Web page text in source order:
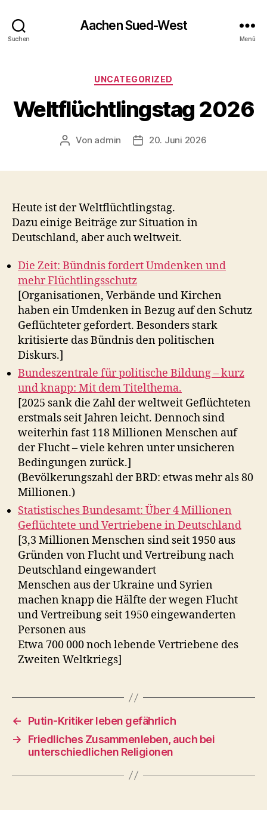
Suchen
Aachen Sued-West
Menü
Kategorien
UNCATEGORIZED
Weltflüchtlingstag 2026
Beitragsautor
Von admin Veröffentlichungsdatum
20. Juni 2026
Heute ist der Weltflüchtlingstag.
Dazu einige Beiträge zur Situation in
Deutschland, aber auch weltweit.
Die Zeit: Bündnis fordert Umdenken und
mehr Flüchtlingsschutz
[Organisationen, Verbände und Kirchen
haben ein Umdenken in Bezug auf den Schutz
Geflüchteter gefordert. Besonders stark
kritisierte das Bündnis den politischen
Diskurs.]
Bundeszentrale für politische Bildung – kurz
und knapp: Mit dem Titelthema.
[2025 sank die Zahl der weltweit Geflüchteten
erstmals seit Jahren leicht. Dennoch sind
weiterhin fast 118 Millionen Menschen auf
der Flucht – viele kehren unter unsicheren
Bedingungen zurück.]
(Bevölkerungszahl der BRD: etwas mehr als 80
Millionen.)
Statistisches Bundesamt: Über 4 Millionen
Geflüchtete und Vertriebene in Deutschland
[3,3 Millionen Menschen sind seit 1950 aus
Gründen von Flucht und Vertreibung nach
Deutschland eingewandert
Menschen aus der Ukraine und Syrien
machen knapp die Hälfte der wegen Flucht
und Vertreibung seit 1950 eingewanderten
Personen aus
Etwa 700 000 noch lebende Vertriebene des
Zweiten Weltkriegs]
←
Putin-Kritiker leben gefährlich
→
Friedliches Zusammenleben, auch bei
unterschiedlichen Religionen